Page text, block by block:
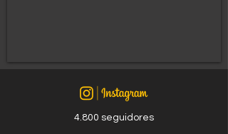
4.800 seguidores